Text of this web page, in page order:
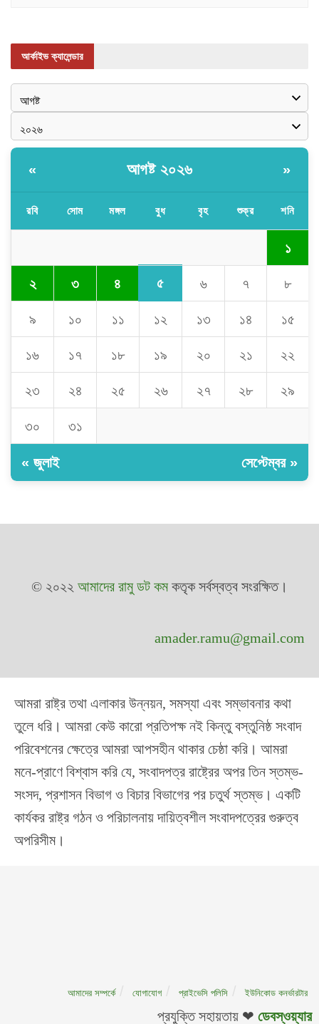
আর্কাইভ ক্যালেন্ডার
« আগষ্ট ২০২৬ »
রবি সোম মঙ্গল বুধ বৃহ শুক্র শনি
১
২ ৩ ৪ ৫ ৬ ৭ ৮
৯ ১০ ১১ ১২ ১৩ ১৪ ১৫
১৬ ১৭ ১৮ ১৯ ২০ ২১ ২২
২৩ ২৪ ২৫ ২৬ ২৭ ২৮ ২৯
৩০ ৩১
« জুলাই সেপ্টেম্বর »
© ২০২২ আমাদের রামু ডট কমকতৃক সর্বস্বত্ব সংরক্ষিত।
amader.ramu@gmail.com
আমরা রাষ্ট্র তথা এলাকার উন্নয়ন, সমস্যা এবং সম্ভাবনার কথা
তুলে ধরি। আমরা কেউ কারো প্রতিপক্ষ নই কিন্তু বস্তুনিষ্ঠ সংবাদ
পরিবেশনের ক্ষেত্রে আমরা আপসহীন থাকার চেষ্ঠা করি। আমরা
মনে-প্রাণে বিশ্বাস করি যে, সংবাদপত্র রাষ্ট্রের অপর তিন স্তম্ভ-
সংসদ, প্রশাসন বিভাগ ও বিচার বিভাগের পর চতুর্থ স্তম্ভ। একটি
কার্যকর রাষ্ট্র গঠন ও পরিচালনায় দায়িত্বশীল সংবাদপত্রের গুরুত্ব
অপরিসীম।
আমাদের সম্পর্কে যোগাযোগ প্রাইভেসি পলিসি ইউনিকোড কনর্ভারটার
প্রযুক্তি সহায়তায় ❤ ডেবস্ওয়্যার